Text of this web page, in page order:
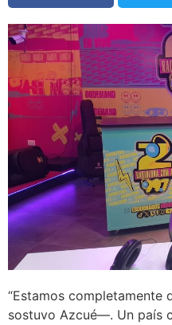
“Estamos
sostuvo Azcué—. Un país